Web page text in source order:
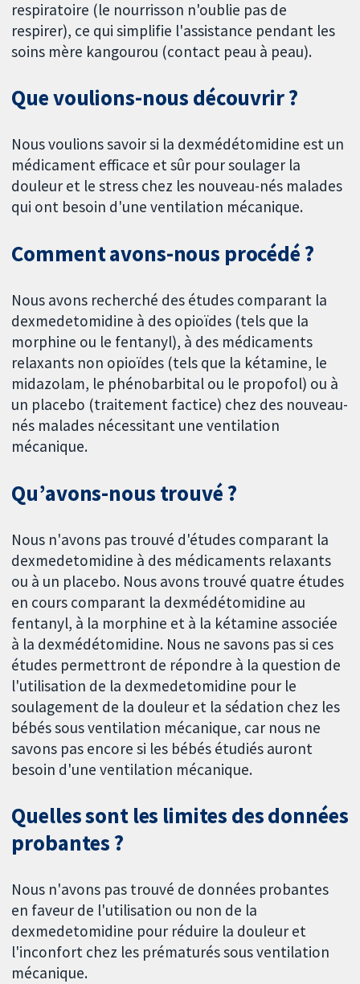
respiratoire (le nourrisson n'oublie pas de
respirer), ce qui simplifie l'assistance pendant les
soins mère kangourou (contact peau à peau).
Que voulions-nous découvrir ?
Nous voulions savoir si la dexmédétomidine est un
médicament efficace et sûr pour soulager la
douleur et le stress chez les nouveau-nés malades
qui ont besoin d'une ventilation mécanique.
Comment avons-nous procédé ?
Nous avons recherché des études comparant la
dexmedetomidine à des opioïdes (tels que la
morphine ou le fentanyl), à des médicaments
relaxants non opioïdes (tels que la kétamine, le
midazolam, le phénobarbital ou le propofol) ou à
un placebo (traitement factice) chez des nouveau-
nés malades nécessitant une ventilation
mécanique.
Qu’avons-nous trouvé ?
Nous n'avons pas trouvé d'études comparant la
dexmedetomidine à des médicaments relaxants
ou à un placebo. Nous avons trouvé quatre études
en cours comparant la dexmédétomidine au
fentanyl, à la morphine et à la kétamine associée
à la dexmédétomidine. Nous ne savons pas si ces
études permettront de répondre à la question de
l'utilisation de la dexmedetomidine pour le
soulagement de la douleur et la sédation chez les
bébés sous ventilation mécanique, car nous ne
savons pas encore si les bébés étudiés auront
besoin d'une ventilation mécanique.
Quelles sont les limites des données
probantes ?
Nous n'avons pas trouvé de données probantes
en faveur de l'utilisation ou non de la
dexmedetomidine pour réduire la douleur et
l'inconfort chez les prématurés sous ventilation
mécanique.